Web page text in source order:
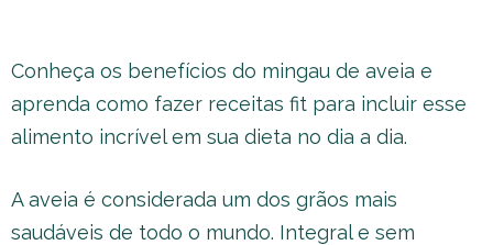
Conheça os benefícios do mingau de aveia e
aprenda como fazer receitas fit para incluir esse
alimento incrível em sua dieta no dia a dia.
A aveia é considerada um dos grãos mais
saudáveis de todo o mundo. Integral e sem